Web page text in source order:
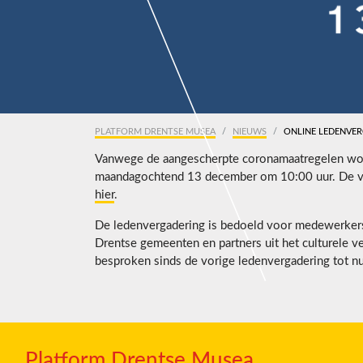
PLATFORM DRENTSE MUSEA NIEUWS ONLINE
Vanwege de aangescherpte coronamaatregelen
maandagochtend 13 december om 10:00 uur.
hier.
De ledenvergadering is bedoeld voor
Drentse gemeenten en partners uit het culturele
besproken sinds de vorige ledenvergadering tot